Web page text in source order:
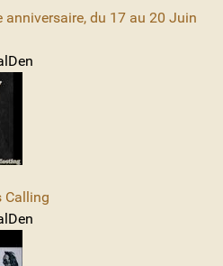
anniversaire, du 17 au 20 Juin
Calling